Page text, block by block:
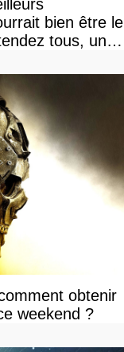
bien être le
tous, un
obtenir
weekend ?